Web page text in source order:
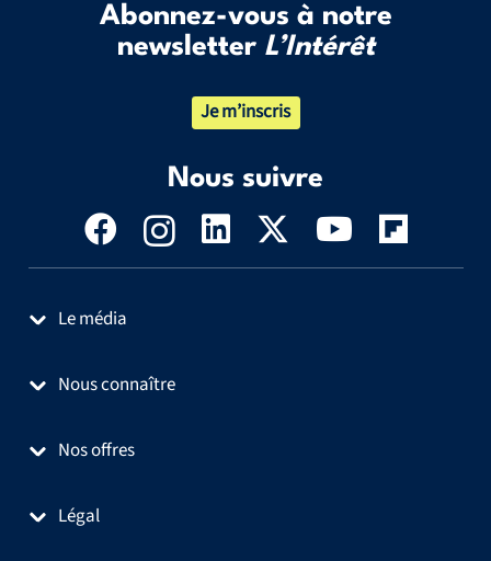
Abonnez-vous à notre
newsletter L’Intérêt
Je m’inscris
Nous suivre
Le média
Nous connaître
Nos offres
Légal